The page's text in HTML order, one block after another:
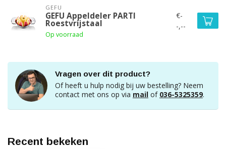
GEFU
GEFU Appeldeler PARTI
Roestvrijstaal
Op voorraad
€-
-,--
Vragen over dit product?
Of heeft u hulp nodig bij uw bestelling? Neem
contact met ons op via mail of 036-5325359.
Recent bekeken